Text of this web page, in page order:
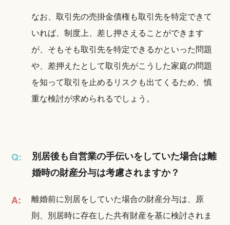
なお、取引先の売掛金債権も取引先を特定できて
いれば、制度上、差し押さえることができます
が、そもそも取引先を特定できるかといった問題
や、差押えたとして取引先がこうした家庭の問題
を知って取引を止めるリスクも出てくるため、慎
重な検討が求められるでしょう。
Q:
別居後も自営業の手伝いをしていた場合は離
婚時の財産分与は考慮されますか？
A:
離婚前に別居をしていた場合の財産分与は、原
則、別居時に存在した共有財産を基に検討されま